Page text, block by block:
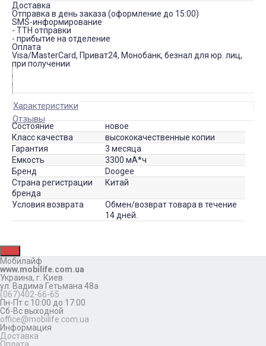
Доставка
Отправка в день заказа (оформление до 15:00)
SMS-информирование
- ТТН отправки
- прибытие на отделение
Оплата
Visa/MasterCard, Приват24, Монобанк, безнал для юр. лиц,
при получении
Характеристики
Отзывы
Состояние
новое
Класс качества
высококачественные копии
Гарантия
3 месяца
Емкость
3300 мА*ч
Бренд
Doogee
Страна регистрации
бренда
Китай
Условия возврата
Обмен/возврат товара в течение
14 дней.
Мобилайф
www.mobilife.com.ua
Украина, г. Киев
ул. Вадима Гетьмана 48а
(067)402-66-65
Пн-Пт с 10:00 до 17:00
Сб-Вс выходной
office@mobilife.com.ua
Информация
Доставка